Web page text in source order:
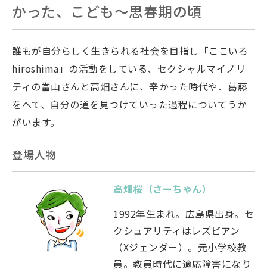
かった、こども〜思春期の頃
誰もが自分らしく生きられる社会を目指し「ここいろ
hiroshima」の活動をしている、セクシャルマイノリ
ティの當山さんと高畑さんに、辛かった時代や、葛藤
をへて、自分の道を見つけていった過程についてうか
がいます。
登場人物
高畑桜（さーちゃん）
1992年生まれ。広島県出身。セ
クシュアリティはレズビアン
（Xジェンダー）。元小学校教
員。教員時代に適応障害になり